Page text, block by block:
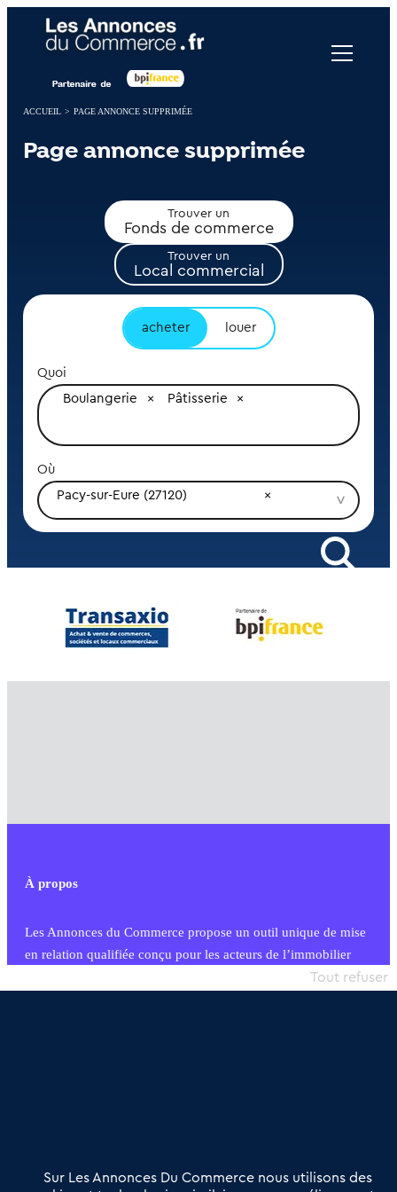
ACCUEIL > PAGE ANNONCE SUPPRIMÉE
Page annonce supprimée
Trouver un
Fonds de commerce
Trouver un
Local commercial
acheter louer
Quoi
Boulangerie
Pâtisserie
Où
Pacy-sur-Eure (27120)
À propos
Les Annonces du Commerce propose un outil unique de mise
en relation qualifiée conçu pour les acteurs de l’immobilier
commercial et les collectivités territoriales, simple et intégrant
Offres Pro
Actualités
Panneau de gestion des cookies
Sur Les Annonces Du Commerce nous utilisons des
Tout refuser